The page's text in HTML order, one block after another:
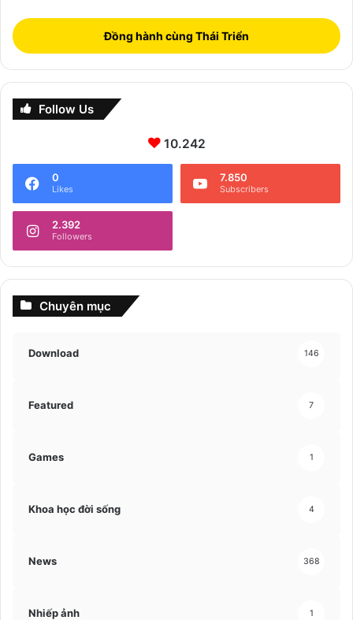
Đồng hành cùng Thái Triển
Follow Us
10.242
0
Likes
7.850
Subscribers
2.392
Followers
Chuyên mục
Download 146
Featured 7
Games 1
Khoa học đời sống 4
News 368
Nhiếp ảnh 1